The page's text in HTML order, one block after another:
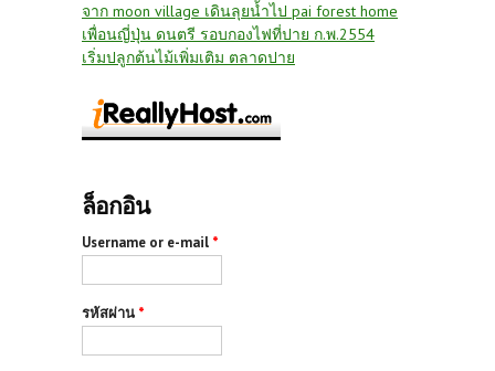
จาก moon village เดินลุยน้ำไป pai forest home
เพื่อนญี่ปุ่น ดนตรี รอบกองไฟที่ปาย ก.พ.2554
เริ่มปลูกต้นไม้เพิ่มเติม ตลาดปาย
ล็อกอิน
Username or e-mail *
รหัสผ่าน *